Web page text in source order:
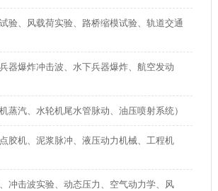
验、风载荷实验、路桥缩模试验、轨道交通
器爆炸冲击波、水下兵器爆炸、航空发动
蒸汽、水轮机尾水管脉动、油压喷射系统）
胶机、泥浆脉冲、液压动力机械、工程机
冲击波实验、动态压力、空气动力学、风